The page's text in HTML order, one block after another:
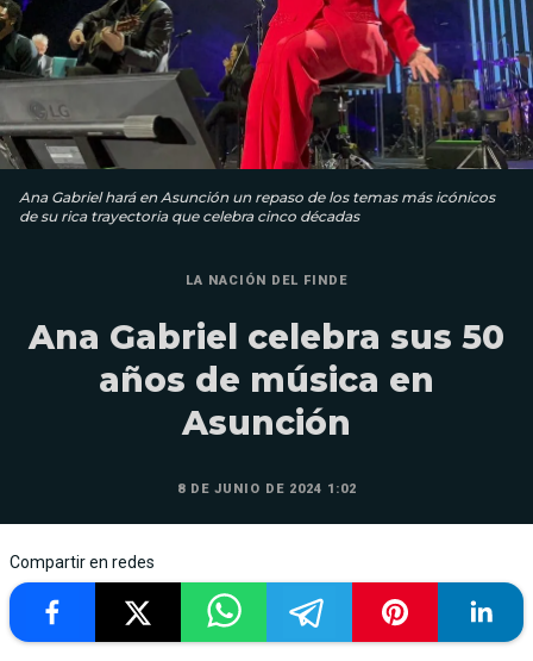
Ana Gabriel hará en Asunción un repaso de los temas más icónicos
de su rica trayectoria que celebra cinco décadas
LA NACIÓN DEL FINDE
Ana Gabriel celebra sus 50
años de música en
Asunción
8 DE JUNIO DE 2024 1:02
Compartir en redes